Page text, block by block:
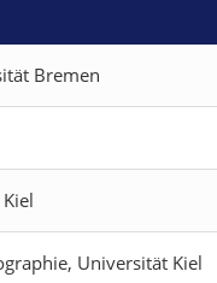
Bremen
Universität Kiel